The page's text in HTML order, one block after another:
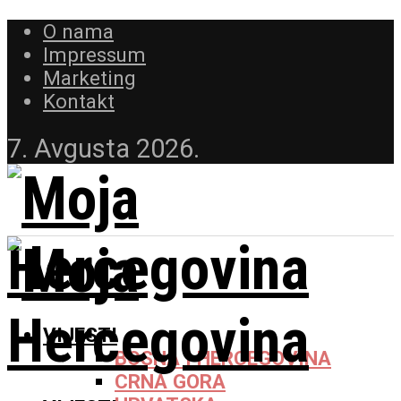
O nama
Impressum
Marketing
Kontakt
7. Avgusta 2026.
VIJESTI
BOSNA I HERCEGOVINA
CRNA GORA